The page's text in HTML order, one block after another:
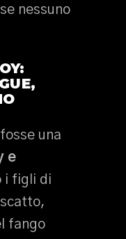
nessuno
una
e
i figli di
fango